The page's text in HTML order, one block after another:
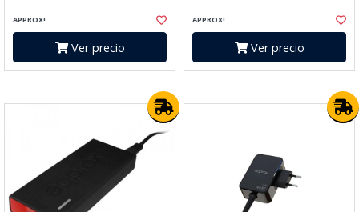
APPROX!
Ver precio
APPROX!
Ver precio